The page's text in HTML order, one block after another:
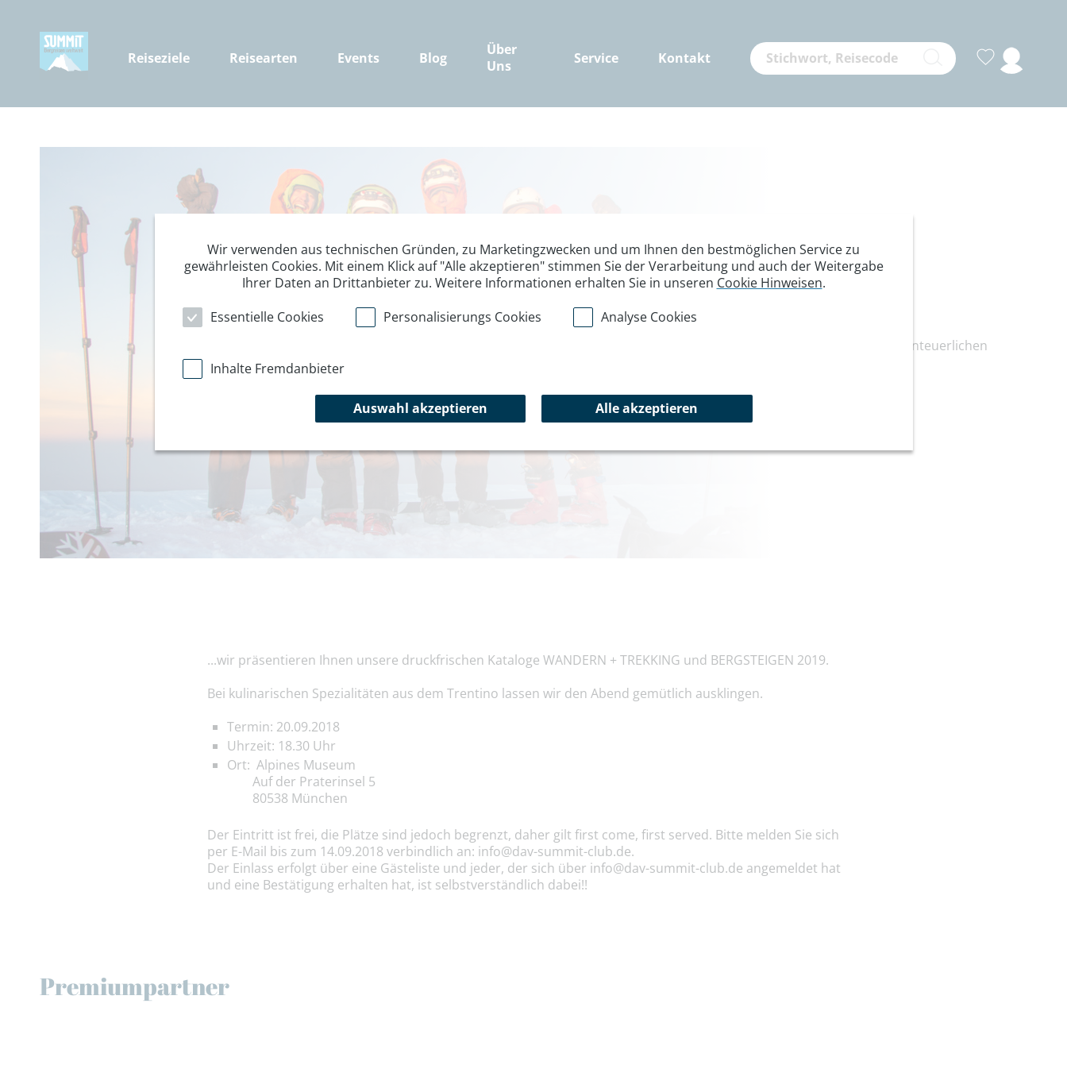
Reiseziele Reisearten Events Blog
Über
Uns
Service Kontakt
6425²Zero Vortragsabend +
Katalogpräsentation 2019
Unsere Bergführer Stefan und Aldo berichten von ihrem abenteuerlichen
Aktuelles
...wir präsentieren Ihnen unsere druckfrischen Kataloge WANDERN + TREKKING und BERGSTEIGEN 2019.
Bei kulinarischen Spezialitäten aus dem Trentino lassen wir den Abend gemütlich ausklingen.
Termin: 20.09.2018
Uhrzeit: 18.30 Uhr
Ort: Alpines Museum
Auf der Praterinsel 5
80538 München
Der Eintritt ist frei, die Plätze sind jedoch begrenzt, daher gilt first come, first served. Bitte melden Sie sich
per E-Mail bis zum 14.09.2018 verbindlich an: info@dav-summit-club.de.
Der Einlass erfolgt über eine Gästeliste und jeder, der sich über info@dav-summit-club.de angemeldet hat
und eine Bestätigung erhalten hat, ist selbstverständlich dabei!!
Premiumpartner
Wir verwenden aus technischen Gründen, zu Marketingzwecken und um Ihnen den bestmöglichen Service zu
gewährleisten Cookies. Mit einem Klick auf "Alle akzeptieren" stimmen Sie der Verarbeitung und auch der Weitergabe
Ihrer Daten an Drittanbieter zu. Weitere Informationen erhalten Sie in unseren Cookie Hinweisen.
Essentielle Cookies
Personalisierungs Cookies Analyse Cookies
Inhalte Fremdanbieter
Auswahl akzeptieren Alle akzeptieren